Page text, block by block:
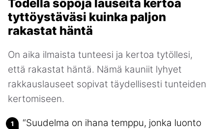
Todella söpöjä lauseita kertoa
tyttöystäväsi kuinka paljon
rakastat häntä
On aika ilmaista tunteesi ja kertoa tytöllesi,
että rakastat häntä. Nämä kauniit lyhyet
rakkauslauseet sopivat täydellisesti tunteiden
kertomiseen.
“Suudelma on ihana temppu, jonka luonto